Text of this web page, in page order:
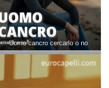
Uomo cancro cercarlo o no